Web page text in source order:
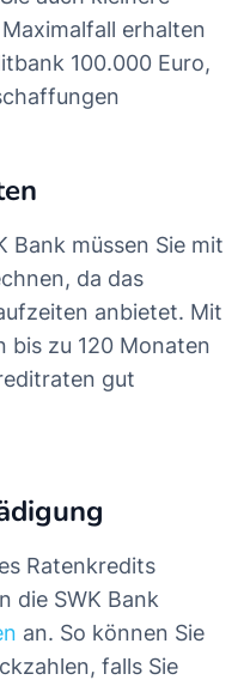
erhalten
100.000 Euro,
Bank müssen Sie mit
da das
anbietet. Mit
bis zu 120 Monaten
gut
Ratenkredits
die SWK Bank
an. So können Sie
falls Sie